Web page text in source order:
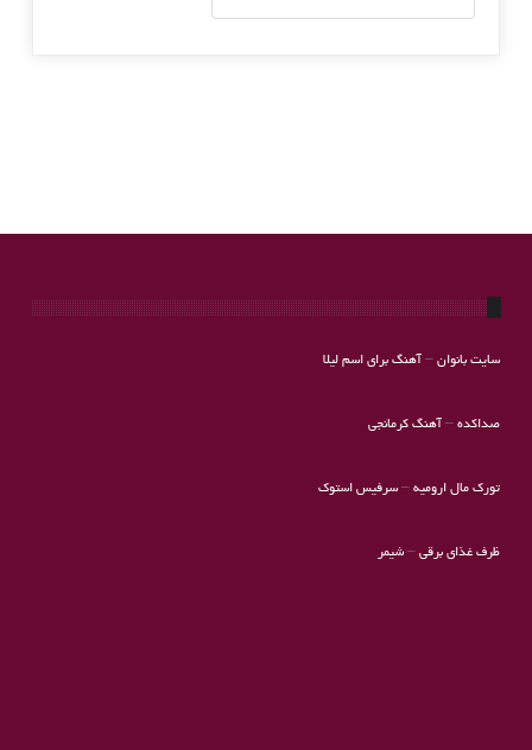
سایت بانوان– آهنگ برای اسم لیلا
صداکده– آهنگ کرمانجی
تورک مال ارومیه–سرفیس استوک
ظرف غذای برقی– شیمر